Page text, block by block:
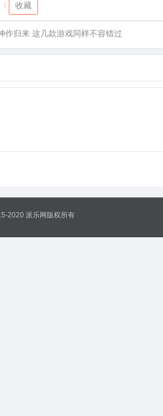
收藏
作归来 这几款游戏同样不容错过
2020 派乐网版权所有